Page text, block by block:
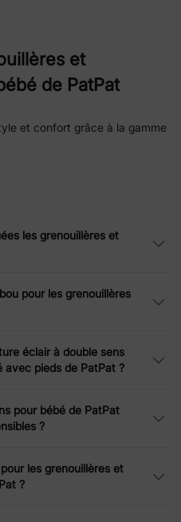
et
de PatPat
et confort grâce à la gamme
à la maison, une visite chez
et
s'intègrent à
pour bébésont conçues en
dans les scénarios quotidiens
nos grenouillères et
que vous sortez rapidement,
les grenouillères et
pour les grenouillères
éclair à double sens
avec pieds de PatPat ?
pour bébé de PatPat
?
les grenouillères et
?